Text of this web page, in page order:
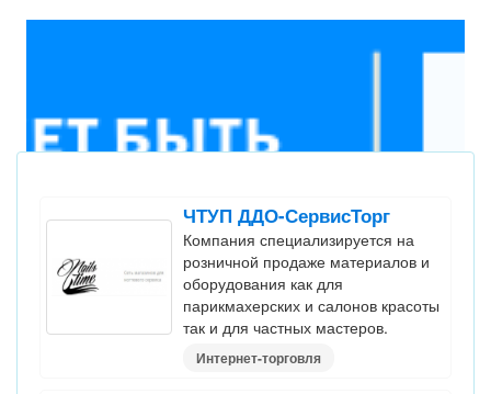
ЧТУП ДДО-СервисТорг
Компания специализируется на
розничной продаже материалов и
оборудования как для
парикмахерских и салонов красоты
так и для частных мастеров.
Интернет-торговля